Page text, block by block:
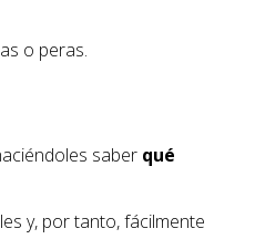
o peras.
saber qué
y, por tanto, fácilmente